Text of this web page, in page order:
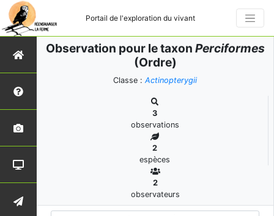
Portail de l'exploration du vivant
Observation pour le taxon Perciformes
(Ordre)
Classe : Actinopterygii
3
observations
2
espèces
2
observateurs